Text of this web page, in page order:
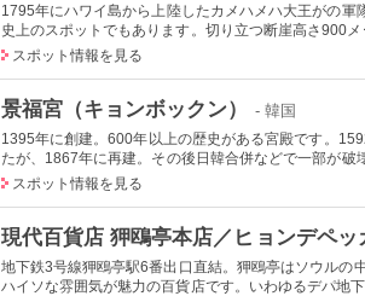
1795年にハワイ島から上陸したカメハメハ大王がの
史上のスポットでもあります。切り立つ断崖高さ900メ
スポット情報を見る
景福宮（キョンボックン） - 韓国
1395年に創建。600年以上の歴史がある宮殿です。
たが、1867年に再建。その後日韓合併などで一部が破
スポット情報を見る
現代百貨店 狎鴎亭本店／ヒョンデペッ
地下鉄3号線狎鴎亭駅6番出口直結。狎鴎亭はソウルの
ハイソな雰囲気が魅力の百貨店です。いわゆるデパ地